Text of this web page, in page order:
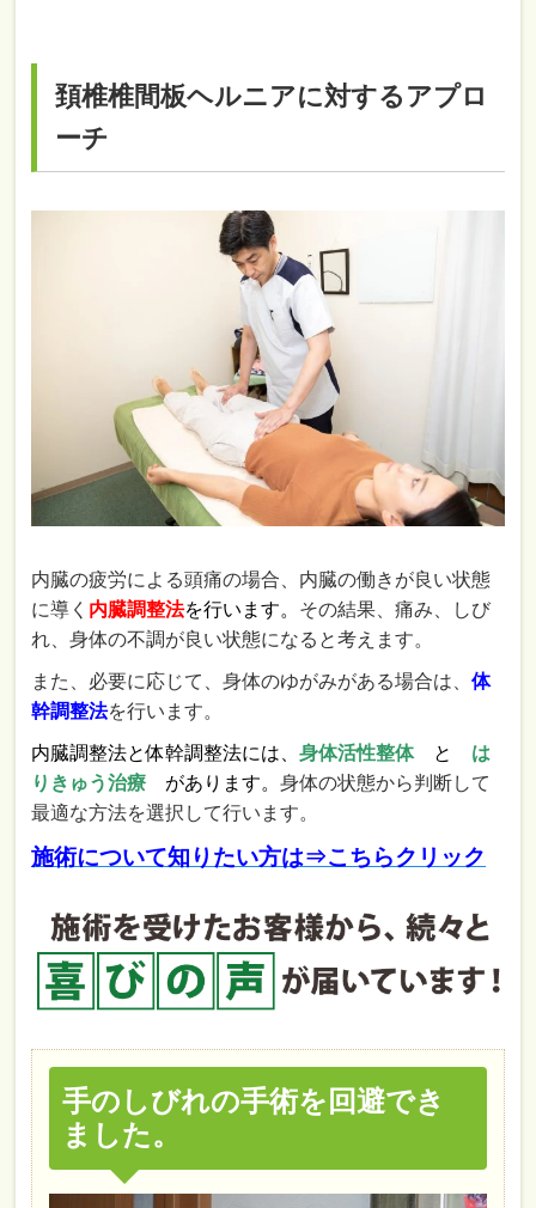
頚椎椎間板ヘルニアに対するアプロ
ーチ
内臓の疲労による頭痛の場合、内臓の働きが良い状態
に導く 内臓調整法を行います。 その結果、痛み、しび
れ、身体の不調が良い状態になると考えます。
また、必要に応じて、身体のゆがみがある場合は、体
幹調整法を行います。
内臓調整法と体幹調整法には、身体活性整体 と は
りきゅう治療 があります。身体の状態から判断して
最適な方法を選択して行います。
施術について知りたい方は⇒こちらクリック
手のしびれの手術を回避でき
ました。